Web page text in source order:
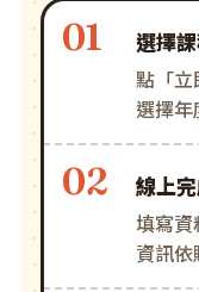
選擇
點「立
選擇年
線上
填寫
資訊依